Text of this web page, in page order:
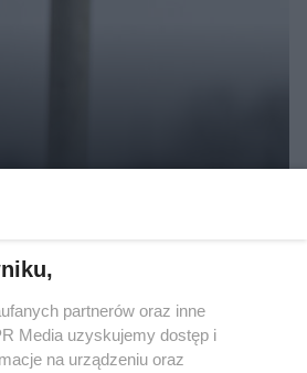
Kielce gotowa
partnerów oraz inne
Media uzyskujemy dostęp i
na urządzeniu oraz